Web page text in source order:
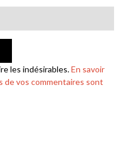
les indésirables.En savoir
de vos commentaires sont